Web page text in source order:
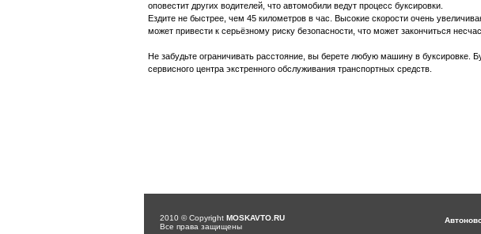
оповестит других водителей, что автомобили ведут процесс буксировки.
Ездите не быстрее, чем 45 километров в час. Высокие скорости очень
может привести к серьёзному риску безопасности, что может закончиться
Не забудьте ограничивать расстояние, вы берете любую машину в буксировке.
сервисного центра экстренного обслуживания транспортных средств.
2010 © Copyright MOSKAVTO.RU
Все права защищены